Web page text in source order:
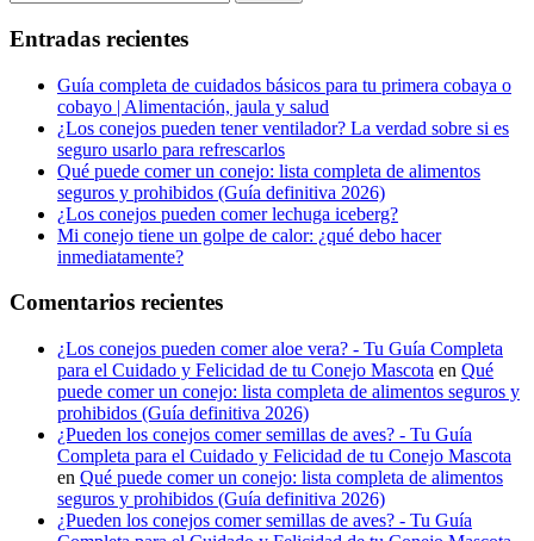
Entradas recientes
Guía completa de cuidados básicos para tu primera cobaya o
cobayo | Alimentación, jaula y salud
¿Los conejos pueden tener ventilador? La verdad sobre si es
seguro usarlo para refrescarlos
Qué puede comer un conejo: lista completa de alimentos
seguros y prohibidos (Guía definitiva 2026)
¿Los conejos pueden comer lechuga iceberg?
Mi conejo tiene un golpe de calor: ¿qué debo hacer
inmediatamente?
Comentarios recientes
¿Los conejos pueden comer aloe vera? - Tu Guía Completa
para el Cuidado y Felicidad de tu Conejo Mascota en Qué
puede comer un conejo: lista completa de alimentos seguros y
prohibidos (Guía definitiva 2026)
¿Pueden los conejos comer semillas de aves? - Tu Guía
Completa para el Cuidado y Felicidad de tu Conejo Mascota
en Qué puede comer un conejo: lista completa de alimentos
seguros y prohibidos (Guía definitiva 2026)
¿Pueden los conejos comer semillas de aves? - Tu Guía